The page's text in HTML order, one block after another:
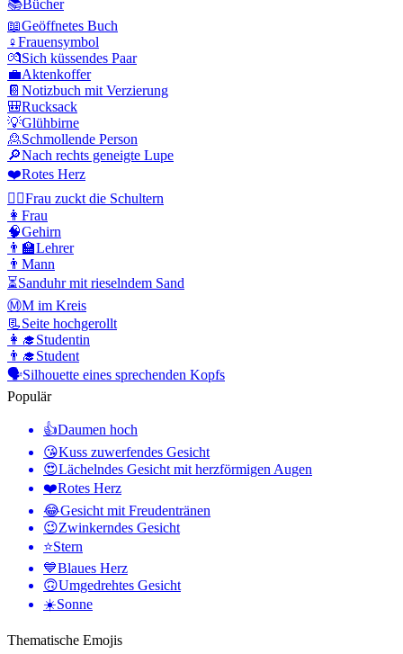
📚Bücher
📖Geöffnetes Buch
♀️Frauensymbol
💏Sich küssendes Paar
💼Aktenkoffer
📔 Notizbuch mit Verzierung
🎒Rucksack
💡Glühbirne
🙎Schmollende Person
🔎Nach rechts geneigte Lupe
❤️Rotes Herz
🤷‍♀️Frau zuckt die Schultern
👩 Frau
🧠Gehirn
👨‍🏫Lehrer
👨 Mann
⏳Sanduhr mit rieselndem Sand
Ⓜ️M im Kreis
📃Seite hochgerollt
👩‍🎓Studentin
👨‍🎓Student
🗣️Silhouette eines sprechenden Kopfs
Populär
👍Daumen hoch
😘Kuss zuwerfendes Gesicht
😍Lächelndes Gesicht mit herzförmigen Augen
❤️Rotes Herz
😂Gesicht mit Freudentränen
😉Zwinkerndes Gesicht
⭐Stern
💙Blaues Herz
🙃Umgedrehtes Gesicht
☀️Sonne
Thematische Emojis